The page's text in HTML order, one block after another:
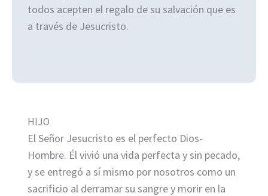
todos acepten el regalo de su salvación que es
a través de Jesucristo.
HIJO
El Señor Jesucristo es el perfecto Dios-
Hombre. Él vivió una vida perfecta y sin pecado,
y se entregó a sí mismo por nosotros como un
sacrificio al derramar su sangre y morir en la